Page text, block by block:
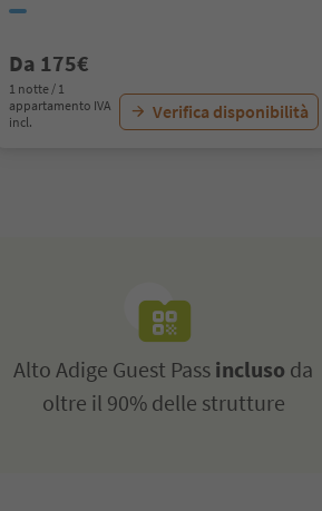
Da 175€
1 notte / 1
appartamento IVA
incl.
Verifica disponibilità
Alto Adige Guest Pass incluso da
oltre il 90% delle strutture